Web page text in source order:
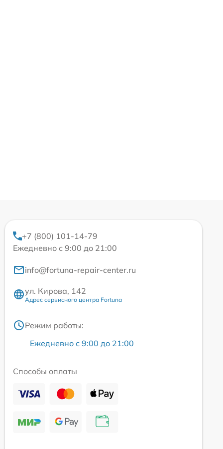
+7 (800) 101-14-79
Ежедневно с 9:00 до 21:00
info@fortuna-repair-center.ru
ул. Кирова, 142
Адрес сервисного центра Fortuna
Режим работы:
Ежедневно с 9:00 до 21:00
Способы оплаты